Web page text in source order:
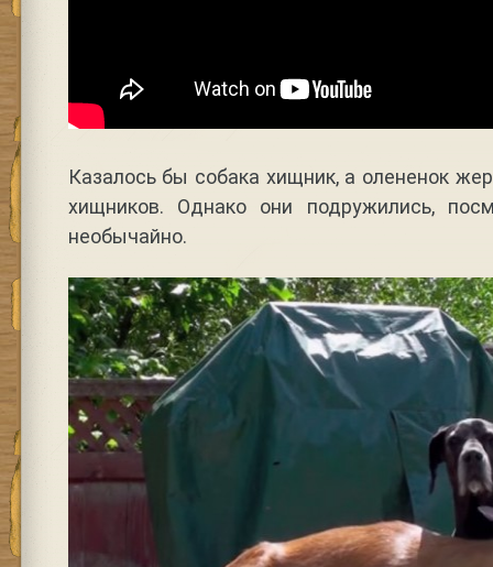
Казалось бы собака хищник, а олененок
хищников. Однако они подружились,
необычайно.